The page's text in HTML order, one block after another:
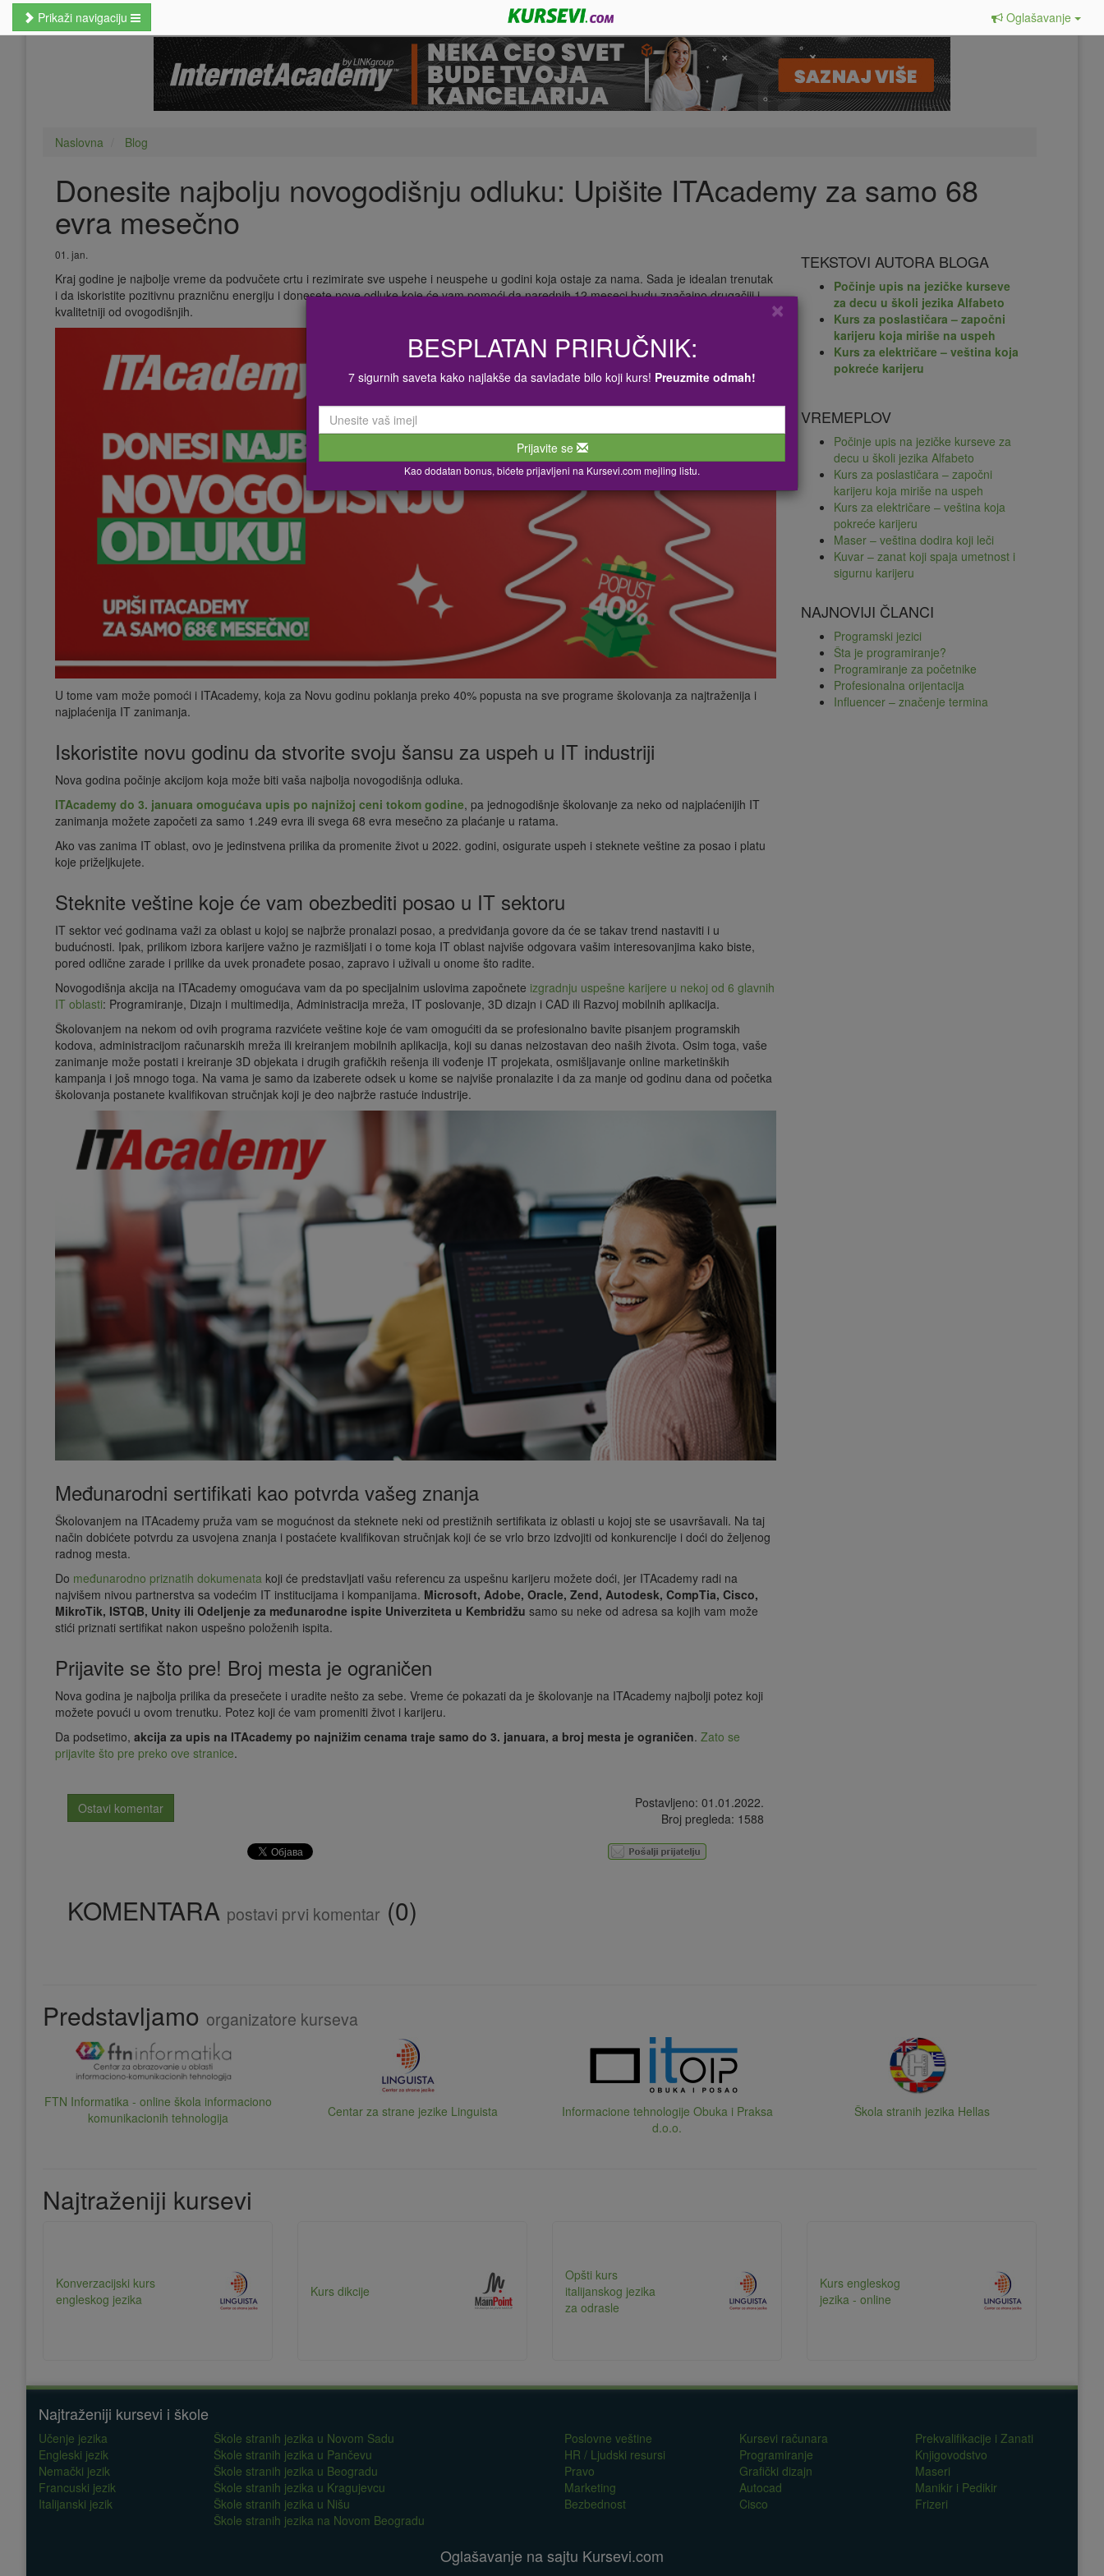
Prikaži navigaciju
Oglašavanje
Kursevi računara
MBA studije
Prekvalifikacije i zanati
Hobi kursevi
Nauči odmah
Pretraži kurseve
Naslovna Blog
Donesite najbolju novogodišnju odluku: Upišite ITAcademy za samo 68
evra mesečno
01. jan.
Kraj godine je najbolje vreme da podvučete crtu i rezimirate sve uspehe i neuspehe u godini koja ostaje za nama. Sada je idealan trenutak
i da iskoristite pozitivnu prazničnu energiju i donesete nove odluke koje će vam pomoći da narednih 12 meseci budu značajno drugačiji i
kvalitetniji od ovogodišnjih.
U tome vam može pomoći i ITAcademy, koja za Novu godinu poklanja preko 40% popusta na sve programe školovanja za najtraženija i
najplaćenija IT zanimanja.
Iskoristite novu godinu da stvorite svoju šansu za uspeh u IT industriji
Nova godina počinje akcijom koja može biti vaša najbolja novogodišnja odluka.
ITAcademy do 3. januara omogućava upis po najnižoj ceni tokom godine, pa jednogodišnje školovanje za neko od najplaćenijih IT
zanimanja možete započeti za samo 1.249 evra ili svega 68 evra mesečno za plaćanje u ratama.
Ako vas zanima IT oblast, ovo je jedinstvena prilika da promenite život u 2022. godini, osigurate uspeh i steknete veštine za posao i platu
koje priželjkujete.
Steknite veštine koje će vam obezbediti posao u IT sektoru
IT sektor već godinama važi za oblast u kojoj se najbrže pronalazi posao, a predviđanja govore da će se takav trend nastaviti i u
budućnosti. Ipak, prilikom izbora karijere važno je razmišljati i o tome koja IT oblast najviše odgovara vašim interesovanjima kako biste,
pored odlične zarade i prilike da uvek pronađete posao, zapravo i uživali u onome što radite.
Novogodišnja akcija na ITAcademy omogućava vam da po specijalnim uslovima započnete izgradnju uspešne karijere u nekoj od 6 glavnih
IT oblasti: Programiranje, Dizajn i multimedija, Administracija mreža, IT poslovanje, 3D dizajn i CAD ili Razvoj mobilnih aplikacija.
Školovanjem na nekom od ovih programa razvićete veštine koje će vam omogućiti da se profesionalno bavite pisanjem programskih
kodova, administracijom računarskih mreža ili kreiranjem mobilnih aplikacija, koji su danas neizostavan deo naših života. Osim toga, vaše
zanimanje može postati i kreiranje 3D objekata i drugih grafičkih rešenja ili vođenje IT projekata, osmišljavanje online marketinških
kampanja i još mnogo toga. Na vama je samo da izaberete odsek u kome se najviše pronalazite i da za manje od godinu dana od početka
školovanja postanete kvalifikovan stručnjak koji je deo najbrže rastuće industrije.
Međunarodni sertifikati kao potvrda vašeg znanja
Školovanjem na ITAcademy pruža vam se mogućnost da steknete neki od prestižnih sertifikata iz oblasti u kojoj ste se usavršavali. Na taj
način dobićete potvrdu za usvojena znanja i postaćete kvalifikovan stručnjak koji će se vrlo brzo izdvojiti od konkurencije i doći do željenog
radnog mesta.
Do međunarodno priznatih dokumenata koji će predstavljati vašu referencu za uspešnu karijeru možete doći, jer ITAcademy radi na
najvišem nivou partnerstva sa vodećim IT institucijama i kompanijama. Microsoft, Adobe, Oracle, Zend, Autodesk, CompTia, Cisco,
MikroTik, ISTQB, Unity ili Odeljenje za međunarodne ispite Univerziteta u Kembridžu samo su neke od adresa sa kojih vam može
stići priznati sertifikat nakon uspešno položenih ispita.
Prijavite se što pre! Broj mesta je ograničen
Nova godina je najbolja prilika da presečete i uradite nešto za sebe. Vreme će pokazati da je školovanje na ITAcademy najbolji potez koji
možete povući u ovom trenutku. Potez koji će vam promeniti život i karijeru.
Da podsetimo, akcija za upis na ITAcademy po najnižim cenama traje samo do 3. januara, a broj mesta je ograničen. Zato se
prijavite što pre preko ove stranice.
Ostavi komentar
Postavljeno: 01.01.2022.
Broj pregleda: 1588
KOMENTARA postavi prvi komentar (0)
TEKSTOVI AUTORA BLOGA
Počinje upis na jezičke kurseve
za decu u školi jezika Alfabeto
Kurs za poslastičara – započni
karijeru koja miriše na uspeh
Kurs za električare – veština koja
pokreće karijeru
VREMEPLOV
Počinje upis na jezičke kurseve za
decu u školi jezika Alfabeto
Kurs za poslastičara – započni
karijeru koja miriše na uspeh
Kurs za električare – veština koja
pokreće karijeru
Maser – veština dodira koji leči
Kuvar – zanat koji spaja umetnost i
sigurnu karijeru
NAJNOVIJI ČLANCI
Programski jezici
Šta je programiranje?
Programiranje za početnike
Profesionalna orijentacija
Influencer – značenje termina
Predstavljamo organizatore kurseva
FTN Informatika - online škola informaciono
komunikacionih tehnologija
Centar za strane jezike Linguista
Informacione tehnologije Obuka i Praksa
d.o.o.
Škola stranih jezika Hellas
Najtraženiji kursevi
Konverzacijski kurs
engleskog jezika
Kurs dikcije
Opšti kurs
italijanskog jezika
za odrasle
Kurs engleskog
jezika - online
Najtraženiji kursevi i škole
Učenje jezika
Engleski jezik
Nemački jezik
Francuski jezik
Italijanski jezik
Škole stranih jezika u Novom Sadu
Škole stranih jezika u Pančevu
Škole stranih jezika u Beogradu
Škole stranih jezika u Kragujevcu
Škole stranih jezika u Nišu
Škole stranih jezika na Novom Beogradu
Poslovne veštine
HR / Ljudski resursi
Pravo
Marketing
Bezbednost
Kursevi računara
Programiranje
Grafički dizajn
Autocad
Cisco
Prekvalifikacije i Zanati
Knjigovodstvo
Maseri
Manikir i Pedikir
Frizeri
Oglašavanje na sajtu Kursevi.com
×
BESPLATAN PRIRUČNIK:
7 sigurnih saveta kako najlakše da savladate bilo koji kurs! Preuzmite odmah!
Prijavite se
Kao dodatan bonus, bićete prijavljeni na Kursevi.com mejling listu.